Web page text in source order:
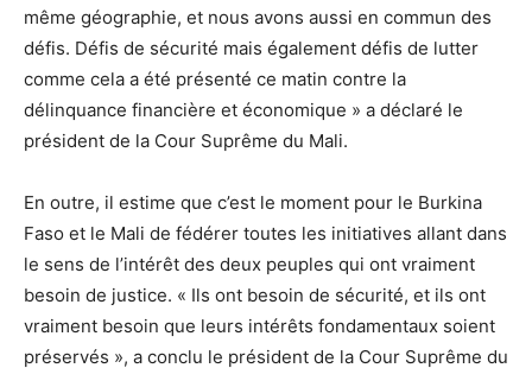
même géographie, et nous avons aussi en commun des
défis. Défis de sécurité mais également défis de lutter
comme cela a été présenté ce matin contre la
délinquance financière et économique » a déclaré le
président de la Cour Suprême du Mali.
En outre, il estime que c’est le moment pour le Burkina
Faso et le Mali de fédérer toutes les initiatives allant dans
le sens de l’intérêt des deux peuples qui ont vraiment
besoin de justice. « Ils ont besoin de sécurité, et ils ont
vraiment besoin que leurs intérêts fondamentaux soient
préservés », a conclu le président de la Cour Suprême du